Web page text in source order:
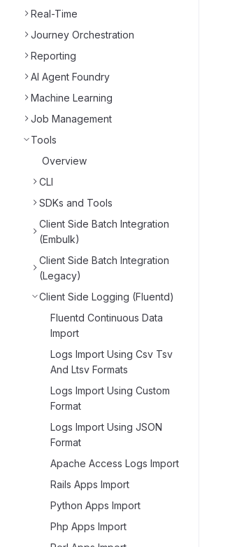
Real-Time
Journey Orchestration
Reporting
AI Agent Foundry
Machine Learning
Job Management
Tools
Overview
CLI
SDKs and Tools
Client Side Batch Integration
(Embulk)
Client Side Batch Integration
(Legacy)
Client Side Logging (Fluentd)
Fluentd Continuous Data
Import
Logs Import Using Csv Tsv
And Ltsv Formats
Logs Import Using Custom
Format
Logs Import Using JSON
Format
Apache Access Logs Import
Rails Apps Import
Python Apps Import
Php Apps Import